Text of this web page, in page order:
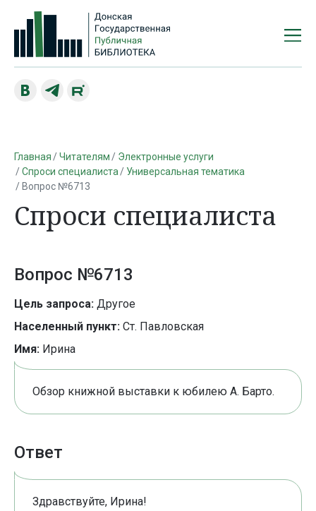
Главная Читателям
Электронные услуги
Спроси специалиста
Универсальная тематика
Вопрос №6713
Спроси специалиста
Вопрос №6713
Цель запроса: Другое
Населенный пункт: Ст. Павловская
Имя: Ирина
Обзор книжной выставки к юбилею А. Барто.
Ответ
Здравствуйте, Ирина!